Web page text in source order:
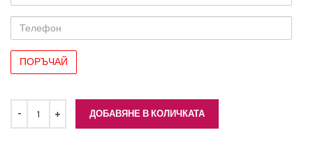
и
Фамилия
Телефон
ДОБАВЯНЕ В КОЛИЧКАТА